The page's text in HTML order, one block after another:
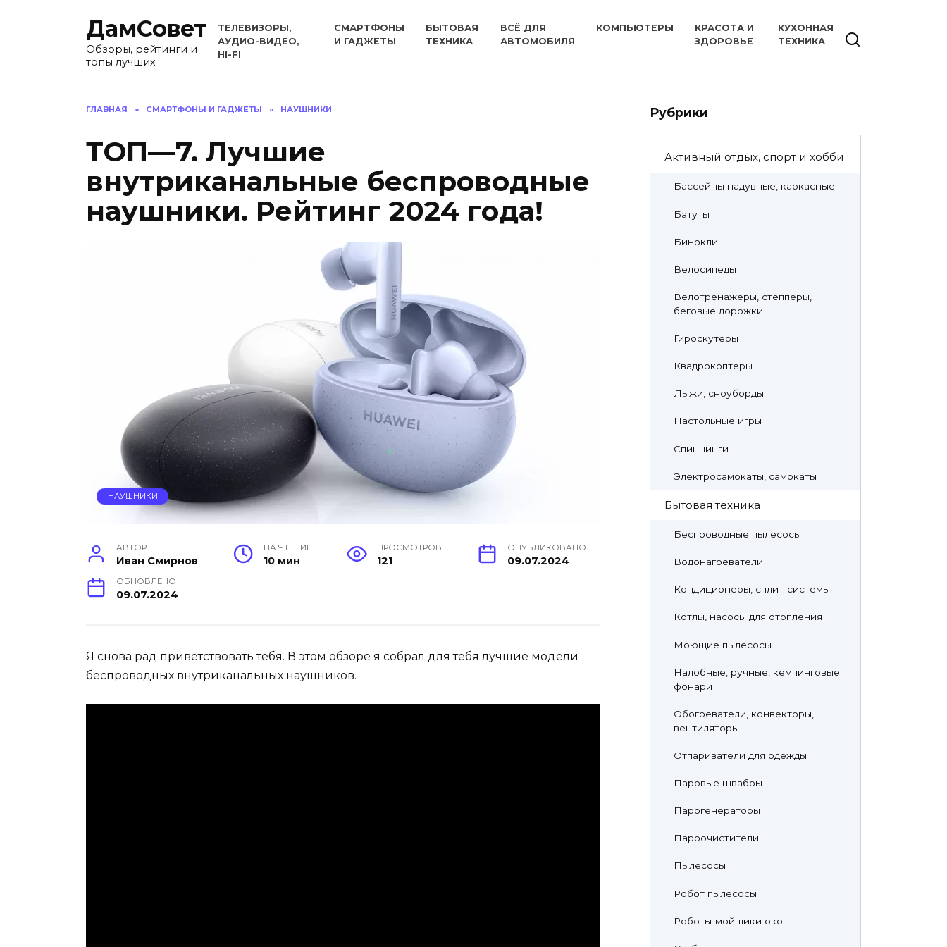
ДамСовет
Обзоры, рейтинги и
топы лучших
ТЕЛЕВИЗОРЫ,
АУДИО-ВИДЕО,
HI-FI
СМАРТФОНЫ
И ГАДЖЕТЫ
БЫТОВАЯ
ТЕХНИКА
ВСЁ ДЛЯ
АВТОМОБИЛЯ
КОМПЬЮТЕРЫ
КРАСОТА И
ЗДОРОВЬЕ
КУХОННАЯ
ТЕХНИКА
ГЛАВНАЯ » СМАРТФОНЫ И ГАДЖЕТЫ » НАУШНИКИ
ТОП—7. Лучшие
внутриканальные беспроводные
наушники. Рейтинг 2024 года!
НАУШНИКИ
АВТОР
Иван Смирнов
НА ЧТЕНИЕ
10 мин
ПРОСМОТРОВ
121
ОПУБЛИКОВАНО
09.07.2024
ОБНОВЛЕНО
09.07.2024
Я снова рад приветствовать тебя. В этом обзоре я собрал для тебя лучшие модели
беспроводных внутриканальных наушников.
Рубрики
Активный отдых, спорт и хобби
Бассейны надувные, каркасные
Батуты
Бинокли
Велосипеды
Велотренажеры, степперы,
беговые дорожки
Гироскутеры
Квадрокоптеры
Лыжи, сноуборды
Настольные игры
Спиннинги
Электросамокаты, самокаты
Бытовая техника
Беспроводные пылесосы
Водонагреватели
Кондиционеры, сплит-системы
Котлы, насосы для отопления
Моющие пылесосы
Налобные, ручные, кемпинговые
фонари
Обогреватели, конвекторы,
вентиляторы
Отпариватели для одежды
Паровые швабры
Парогенераторы
Пароочистители
Пылесосы
Робот пылесосы
Роботы-мойщики окон